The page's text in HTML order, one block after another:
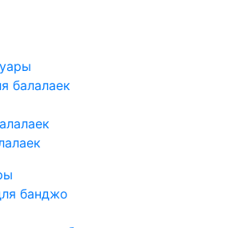
балалаек
банджо